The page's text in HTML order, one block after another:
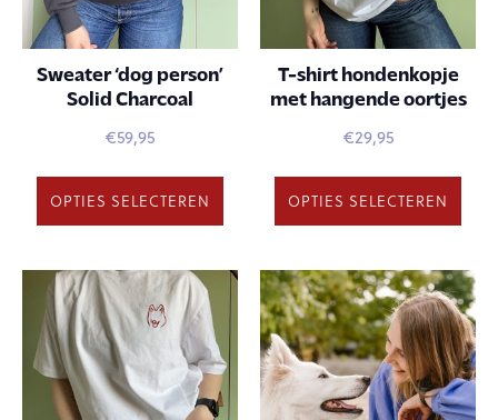
Sweater ‘dog person’
Solid Charcoal
€59,95
OPTIES SELECTEREN
T-shirt hondenkopje
met hangende oortjes
€29,95
OPTIES SELECTEREN